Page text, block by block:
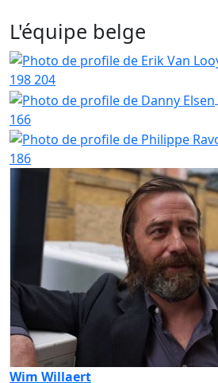
L'équipe belge
198204
166
186
Wim Willaert